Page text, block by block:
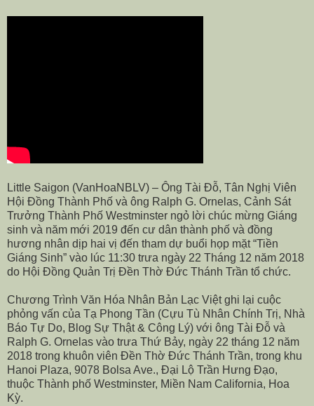
Little Saigon (VanHoaNBLV) – Ông Tài Đỗ, Tân Nghị Viên
Hội Đồng Thành Phố và ông Ralph G. Ornelas, Cảnh Sát
Trưởng Thành Phố Westminster ngỏ lời chúc mừng Giáng
sinh và năm mới 2019 đến cư dân thành phố và đồng
hương nhân dịp hai vị đến tham dự buổi họp mặt “Tiền
Giáng Sinh” vào lúc 11:30 trưa ngày 22 Tháng 12 năm 2018
do Hội Đồng Quản Trị Đền Thờ Đức Thánh Trần tổ chức.
Chương Trình Văn Hóa Nhân Bản Lạc Việt ghi lại cuộc
phỏng vấn của Tạ Phong Tần (Cựu Tù Nhân Chính Trị, Nhà
Báo Tự Do, Blog Sự Thật & Công Lý) với ông Tài Đỗ và
Ralph G. Ornelas vào trưa Thứ Bảy, ngày 22 tháng 12 năm
2018 trong khuôn viên Đền Thờ Đức Thánh Trần, trong khu
Hanoi Plaza, 9078 Bolsa Ave., Đại Lộ Trần Hưng Đạo,
thuộc Thành phố Westminster, Miền Nam California, Hoa
Kỳ.